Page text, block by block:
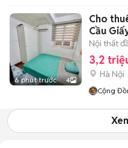
6 phút trước 4
Cho
Cầu
Nội thất
3,2
Hà Nội
Cộng